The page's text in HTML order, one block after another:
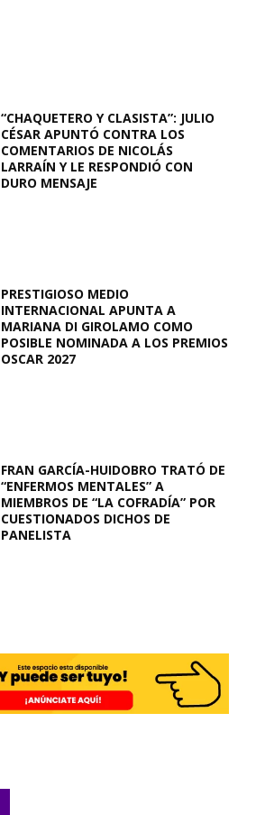
“CHAQUETERO Y CLASISTA”: JULIO
CÉSAR APUNTÓ CONTRA LOS
COMENTARIOS DE NICOLÁS
LARRAÍN Y LE RESPONDIÓ CON
DURO MENSAJE
PRESTIGIOSO MEDIO
INTERNACIONAL APUNTA A
MARIANA DI GIROLAMO COMO
POSIBLE NOMINADA A LOS PREMIOS
OSCAR 2027
FRAN GARCÍA-HUIDOBRO TRATÓ DE
“ENFERMOS MENTALES” A
MIEMBROS DE “LA COFRADÍA” POR
CUESTIONADOS DICHOS DE
PANELISTA